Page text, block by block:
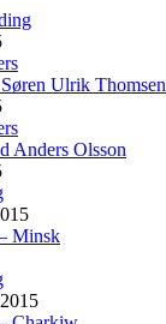
Ulrik Thomsen
Anders Olsson
Minsk